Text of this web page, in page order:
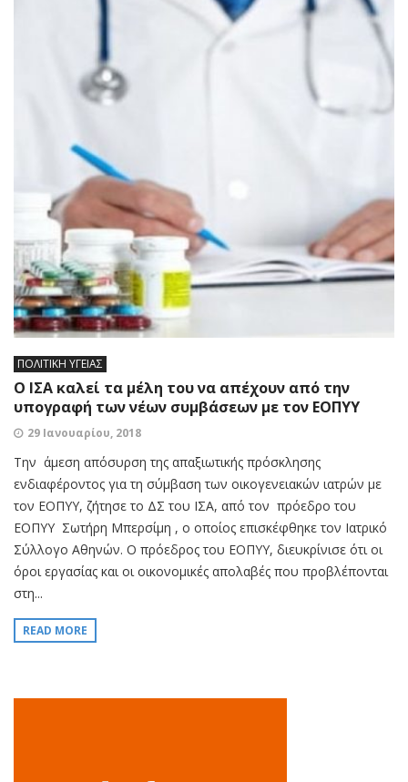
ΠΟΛΙΤΙΚΗ ΥΓΕΙΑΣ
O ΙΣΑ καλεί τα μέλη του να απέχουν από την
υπογραφή των νέων συμβάσεων με τον ΕΟΠΥΥ
29 Ιανουαρίου, 2018
Την άμεση απόσυρση της απαξιωτικής πρόσκλησης
ενδιαφέροντος για τη σύμβαση των οικογενειακών ιατρών με
τον ΕΟΠΥΥ, ζήτησε το ΔΣ του ΙΣΑ, από τον πρόεδρο του
ΕΟΠΥΥ Σωτήρη Μπερσίμη , ο οποίος επισκέφθηκε τον Ιατρικό
Σύλλογο Αθηνών. Ο πρόεδρος του ΕΟΠΥΥ, διευκρίνισε ότι οι
όροι εργασίας και οι οικονομικές απολαβές που προβλέπονται
στη...
READ MORE